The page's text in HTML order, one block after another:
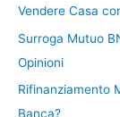
Vendere Casa
Surroga Mutuo
Opinioni
Rifinanziamento
Banca?